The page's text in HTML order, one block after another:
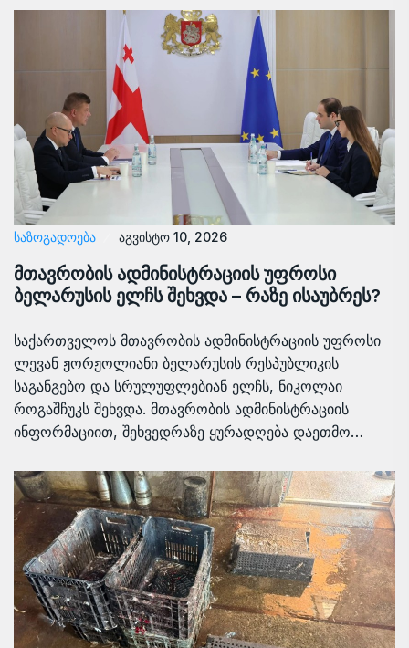
ᲡᲐᲖᲝᲒᲐᲓᲝᲔᲑᲐ აგვისტო 10, 2026
მთავრობის ადმინისტრაციის უფროსი
ბელარუსის ელჩს შეხვდა – რაზე ისაუბრეს?
საქართველოს მთავრობის ადმინისტრაციის უფროსი
ლევან ჟორჟოლიანი ბელარუსის რესპუბლიკის
საგანგებო და სრულუფლებიან ელჩს, ნიკოლაი
როგაშჩუკს შეხვდა. მთავრობის ადმინისტრაციის
ინფორმაციით, შეხვედრაზე ყურადღება დაეთმო…